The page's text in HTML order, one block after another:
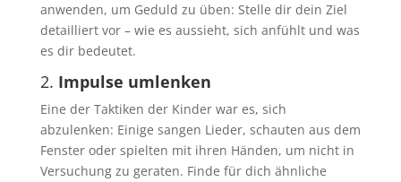
anwenden, um Geduld zu üben: Stelle dir dein Ziel
detailliert vor – wie es aussieht, sich anfühlt und was
es dir bedeutet.
2. Impulse umlenken
Eine der Taktiken der Kinder war es, sich
abzulenken: Einige sangen Lieder, schauten aus dem
Fenster oder spielten mit ihren Händen, um nicht in
Versuchung zu geraten. Finde für dich ähnliche